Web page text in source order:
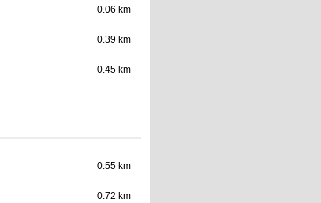
0.06 km
0.39 km
0.45 km
0.55 km
0.72 km